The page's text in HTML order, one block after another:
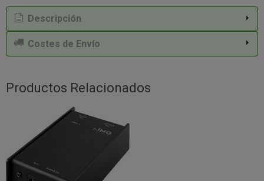
Descripción
Costes de Envío
Productos Relacionados